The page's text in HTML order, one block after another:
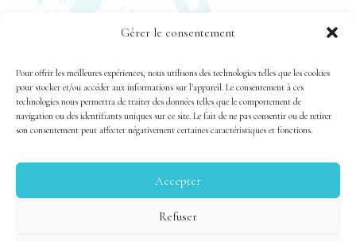
Gérer le consentement
Pour offrir les meilleures expériences, nous utilisons des technologies telles que les cookies
pour stocker et/ou accéder aux informations sur l'appareil. Le consentement à ces
technologies nous permettra de traiter des données telles que le comportement de
navigation ou des identifiants uniques sur ce site. Le fait de ne pas consentir ou de retirer
son consentement peut affecter négativement certaines caractéristiques et fonctions.
Accepter
Refuser
Tous droits réservés 1983-2020 FSAL /